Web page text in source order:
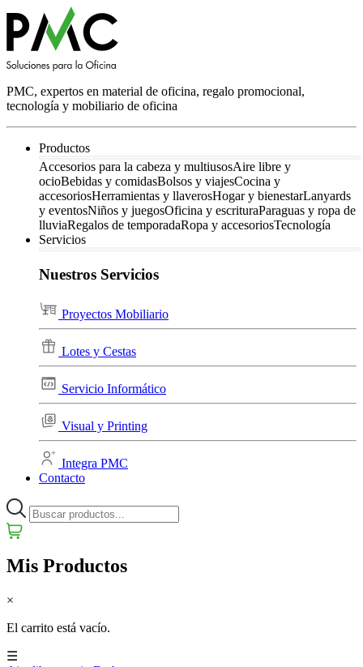
PMC, expertos en material de oficina, regalo promocional,
tecnología y mobiliario de oficina
Productos
Accesorios para la cabeza y multiusosAire libre y
ocioBebidas y comidasBolsos y viajesCocina y
accesoriosHerramientas y llaverosHogar y bienestarLanyards
y eventosNiños y juegosOficina y escrituraParaguas y ropa de
lluviaRegalos de temporadaRopa y accesoriosTecnología
Servicios
Nuestros Servicios
Proyectos Mobiliario
Lotes y Cestas
Servicio Informático
Visual y Printing
Integra PMC
Contacto
Mis Productos
×
El carrito está vacío.
☰